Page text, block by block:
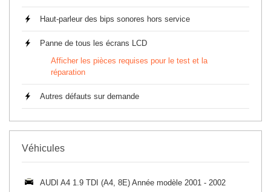
Haut-parleur des bips sonores hors service
Panne de tous les écrans LCD
Afficher les pièces requises pour le test et la
réparation
Autres défauts sur demande
Véhicules
AUDI A4 1.9 TDI (A4, 8E) Année modèle 2001 - 2002